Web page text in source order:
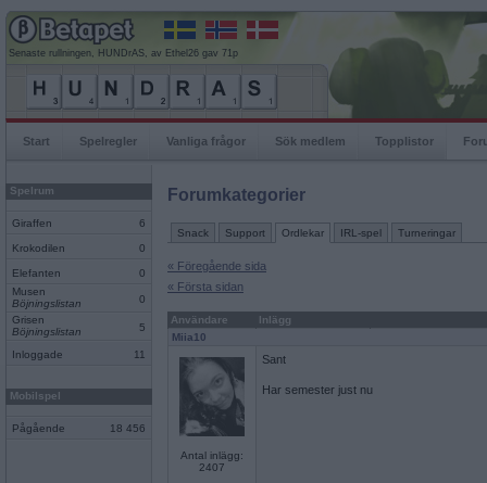
Senaste rullningen, HUNDrAS, av Ethel26 gav 71p
Start Spelregler Vanliga frågor Sök medlem Topplistor
Spelrum
Giraffen 6
Krokodilen 0
Elefanten
0
Musen
Böjningslistan
0
Grisen
Böjningslistan
5
Inloggade 11
Mobilspel
Pågående 18 456
Forumkategorier
Snack Support Ordlekar IRL-spel Turneringar
« Föregående sida
« Första sidan
Användare
Inlägg
Miia10
Antal inlägg:
2407
Sant
Har semester just nu